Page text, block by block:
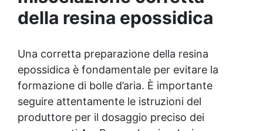
della resina epossidica
Una corretta preparazione della resina
epossidica è fondamentale per evitare la
formazione di bolle d’aria. È importante
seguire attentamente le istruzioni del
produttore per il dosaggio preciso dei